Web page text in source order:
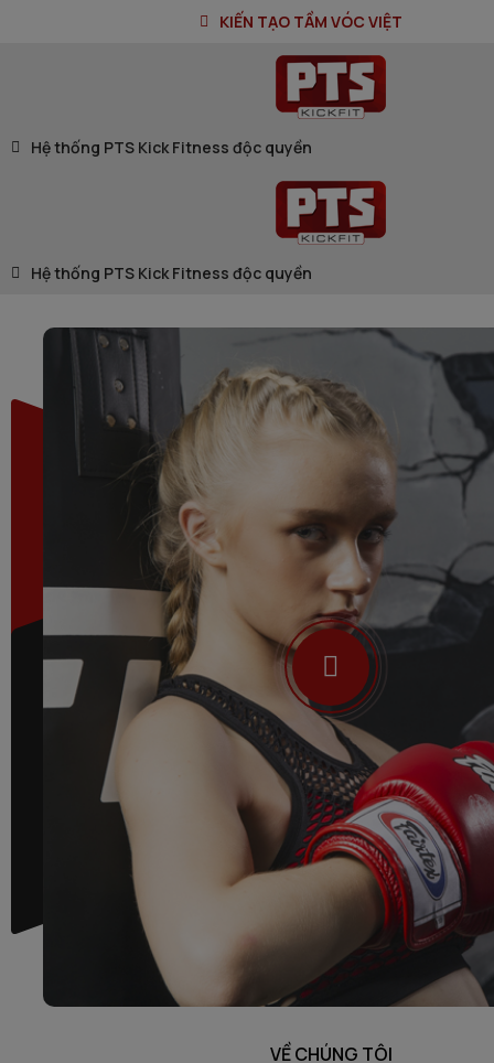
KIẾN TẠO TẦM VÓC VIỆT
Hệ thống PTS Kick Fitness độc quyền
Hệ thống PTS Kick Fitness độc quyền
VỀ CHÚNG TÔI